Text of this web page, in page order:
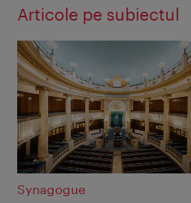
Articole pe subiectul
Synagogue